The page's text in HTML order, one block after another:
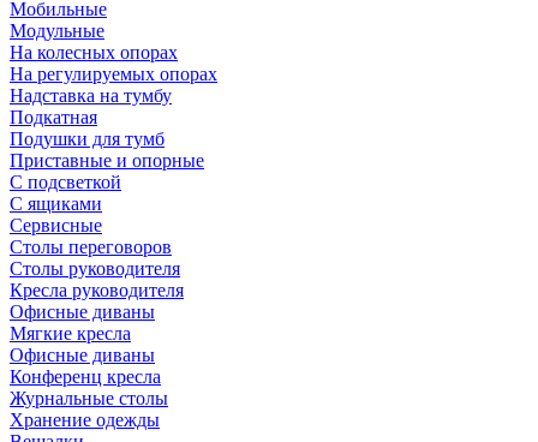
Мобильные
Модульные
На колесных опорах
На регулируемых опорах
Надставка на тумбу
Подкатная
Подушки для тумб
Приставные и опорные
С подсветкой
С ящиками
Сервисные
Столы переговоров
Столы руководителя
Кресла руководителя
Офисные диваны
Мягкие кресла
Офисные диваны
Конференц кресла
Журнальные столы
Хранение одежды